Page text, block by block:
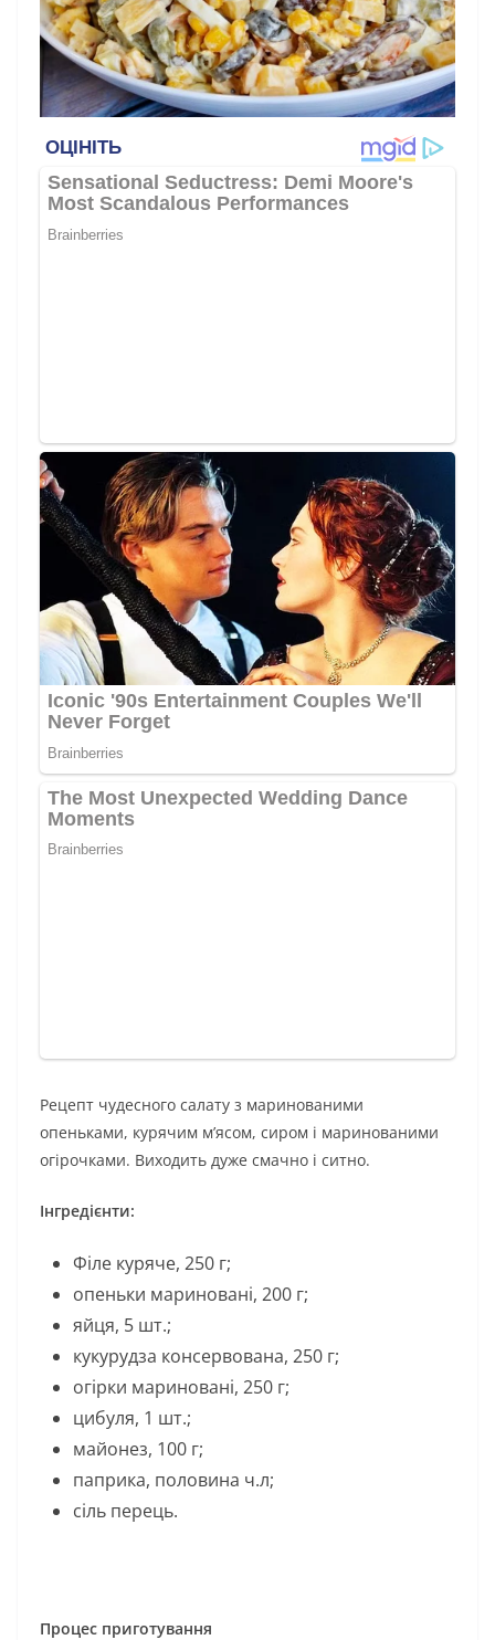
Рецепт чудесного салату з маринованими
опеньками, курячим м’ясом, сиром і маринованими
огірочками. Виходить дуже смачно і ситно.
Інгредієнти:
Філе куряче, 250 г;
опеньки мариновані, 200 г;
яйця, 5 шт.;
кукурудза консервована, 250 г;
огірки мариновані, 250 г;
цибуля, 1 шт.;
майонез, 100 г;
паприка, половина ч.л;
сіль перець.
Процес приготування